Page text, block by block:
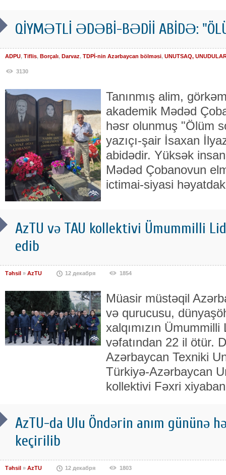
QİYMƏTLİ ƏDƏBİ-BƏDİİ ABİDƏ:
ADPU, Tiflis, Borçalı, Darvaz, TDPİ-nin Azərbaycan bölməsi, UNUTSAQ,
3130
Tanınmış alim,
akademik Mədəd
həsr olunmuş "Ölüm
yazıçı-şair İsaxan
abidədir. Yüksək
Mədəd Çobanovun
ictimai-siyasi
AzTU və TAU kollektivi Ümummilli
edib
Təhsil » AzTU 12 декабря 1854
Müasir müstəqil
və qurucusu,
xalqımızın
vəfatından 22 il ötür.
Azərbaycan Texniki
Türkiyə-Azərbaycan
kollektivi Fəxri
AzTU-da Ulu Öndərin anım gününə
keçirilib
Təhsil » AzTU 12 декабря 1803